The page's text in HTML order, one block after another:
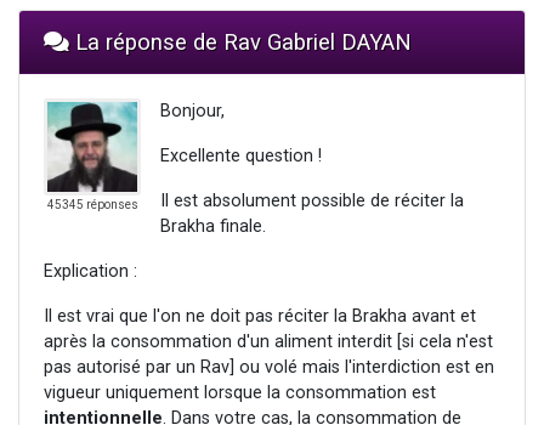
La réponse de Rav Gabriel DAYAN
45345 réponses
Bonjour,
Excellente question !
Il est absolument possible de réciter la
Brakha finale.
Explication :
Il est vrai que l'on ne doit pas réciter la Brakha avant et
après la consommation d'un aliment interdit [si cela n'est
pas autorisé par un Rav] ou volé mais l'interdiction est en
vigueur uniquement lorsque la consommation est
intentionnelle. Dans votre cas, la consommation de